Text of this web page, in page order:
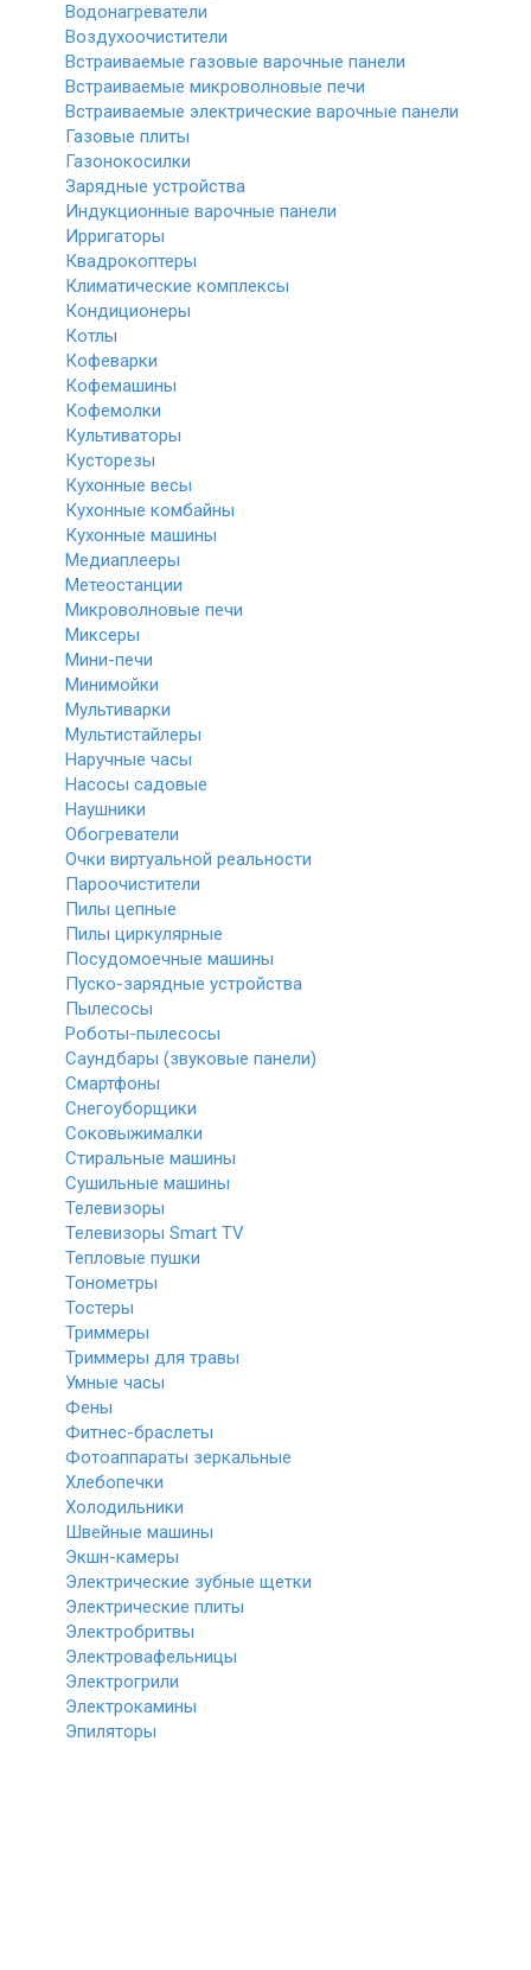
Водонагреватели
Воздухоочистители
Встраиваемые газовые варочные панели
Встраиваемые микроволновые печи
Встраиваемые электрические варочные панели
Газовые плиты
Газонокосилки
Зарядные устройства
Индукционные варочные панели
Ирригаторы
Квадрокоптеры
Климатические комплексы
Кондиционеры
Котлы
Кофеварки
Кофемашины
Кофемолки
Культиваторы
Кусторезы
Кухонные весы
Кухонные комбайны
Кухонные машины
Медиаплееры
Метеостанции
Микроволновые печи
Миксеры
Мини-печи
Минимойки
Мультиварки
Мультистайлеры
Наручные часы
Насосы садовые
Наушники
Обогреватели
Очки виртуальной реальности
Пароочистители
Пилы цепные
Пилы циркулярные
Посудомоечные машины
Пуско-зарядные устройства
Пылесосы
Роботы-пылесосы
Саундбары (звуковые панели)
Смартфоны
Снегоуборщики
Соковыжималки
Стиральные машины
Сушильные машины
Телевизоры
Телевизоры Smart TV
Тепловые пушки
Тонометры
Тостеры
Триммеры
Триммеры для травы
Умные часы
Фены
Фитнес-браслеты
Фотоаппараты зеркальные
Хлебопечки
Холодильники
Швейные машины
Экшн-камеры
Электрические зубные щетки
Электрические плиты
Электробритвы
Электровафельницы
Электрогрили
Электрокамины
Эпиляторы